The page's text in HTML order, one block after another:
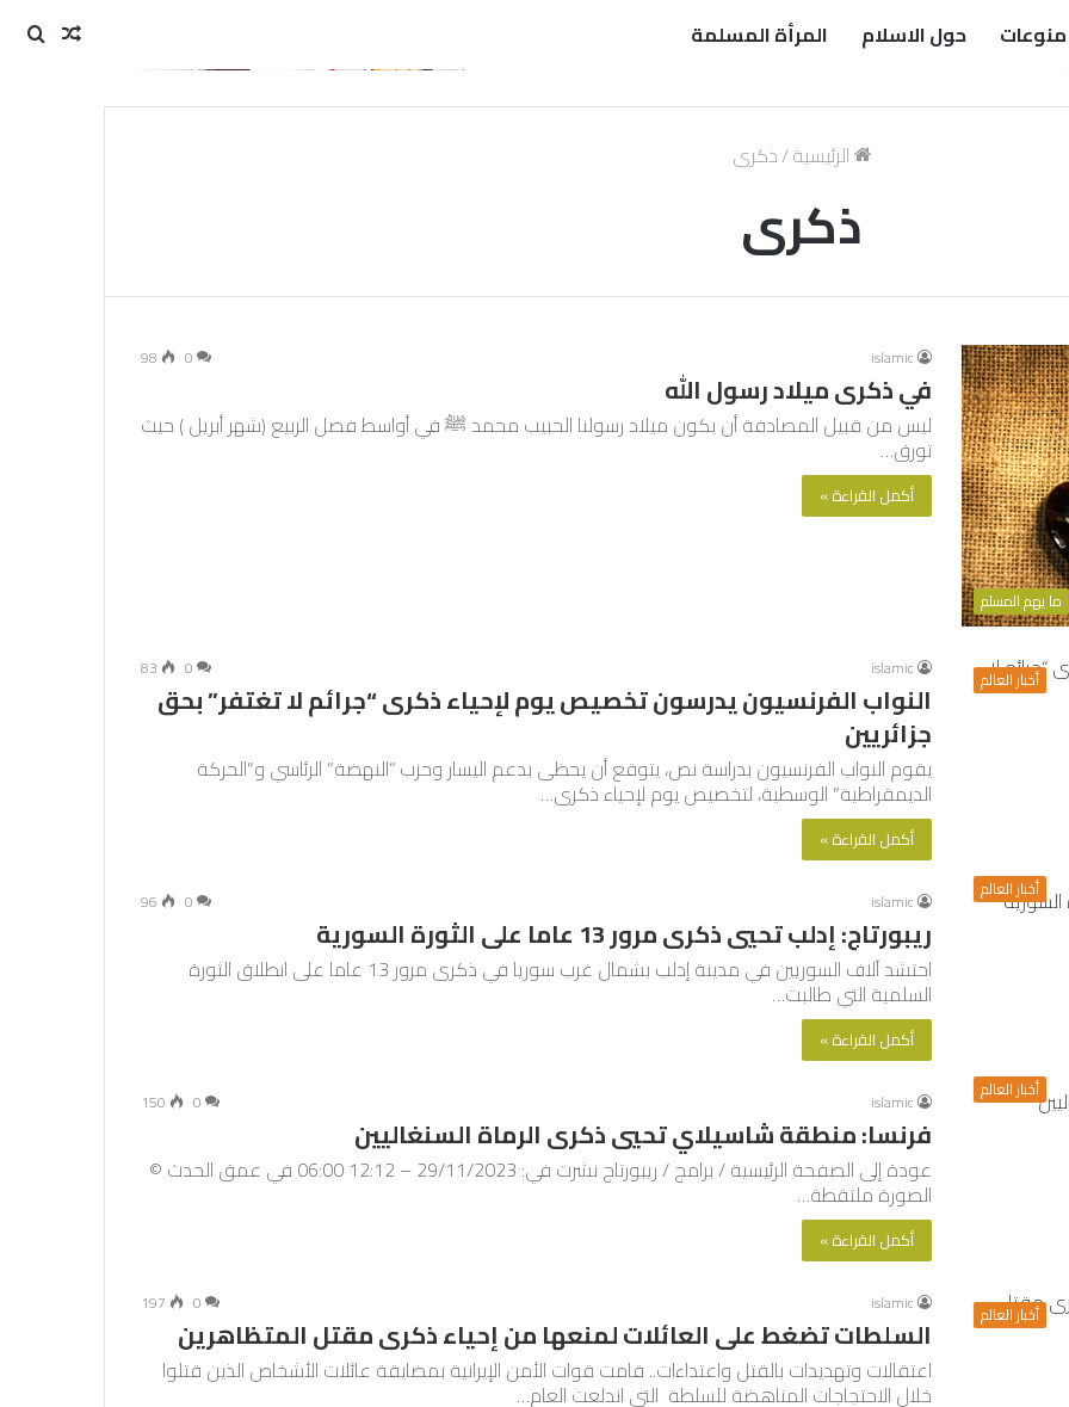
منوعات حول الاسلام المرأة المسلمة
مقال
الرئيسية/ذكرى
ذكرى
ما يهم المسلم
islamic
0
98
في ذكرى ميلاد رسول الله
ليس من قبيل المصادفة أن يكون ميلاد رسولنا الحبيب محمد ﷺ في أواسط فصل الربيع (شهر أبريل ) حيث
تورق…
أكمل القراءة »
أخبار العالم islamic
0
83
النواب الفرنسيون يدرسون تخصيص يوم لإحياء ذكرى “جرائم لا تغتفر” بحق
جزائريين
يقوم النواب الفرنسيون بدراسة نص، يتوقع أن يحظى بدعم اليسار وحزب “النهضة” الرئاسي و”الحركة
الديمقراطية” الوسطية، لتخصيص يوم لإحياء ذكرى…
أكمل القراءة »
أخبار العالم islamic
0
96
ريبورتاج: إدلب تحيي ذكرى مرور 13 عاما على الثورة السورية
احتشد آلاف السوريين في مدينة إدلب بشمال غرب سوريا في ذكرى مرور 13 عاما على انطلاق الثورة
السلمية التي طالبت…
أكمل القراءة »
أخبار العالم islamic
0
150
فرنسا: منطقة شاسيلاي تحيي ذكرى الرماة السنغاليين
عودة إلى الصفحة الرئيسية / برامج / ريبورتاج نشرت في: 29/11/2023 – 12:12 06:00 في عمق الحدث ©
الصورة ملتقطة…
أكمل القراءة »
أخبار العالم islamic
0
197
السلطات تضغط على العائلات لمنعها من إحياء ذكرى مقتل المتظاهرين
اعتقالات وتهديدات بالقتل واعتداءات.. قامت قوات الأمن الإيرانية بمضايقة عائلات الأشخاص الذين قتلوا
خلال الاحتجاجات المناهضة للسلطة التي اندلعت العام…